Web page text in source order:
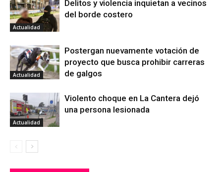
Actualidad
Delitos y violencia inquietan a vecinos
del borde costero
Actualidad
Postergan nuevamente votación de
proyecto que busca prohibir carreras
de galgos
Actualidad
Violento choque en La Cantera dejó
una persona lesionada